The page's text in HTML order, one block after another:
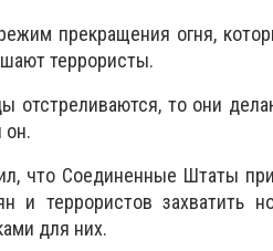
прекращения огня,
террористы.
отстреливаются, то они
он.
что Соединенные Штаты
и террористов захватить
для них.